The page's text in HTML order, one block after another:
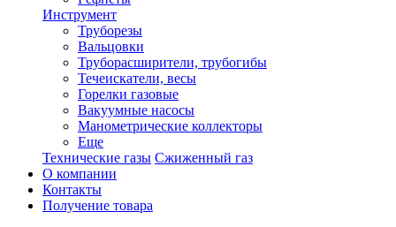
Инструмент
Труборезы
Вальцовки
Труборасширители, трубогибы
Течеискатели, весы
Горелки газовые
Вакуумные насосы
Манометрические коллекторы
Еще
Технические газы Сжиженный газ
О компании
Контакты
Получение товара